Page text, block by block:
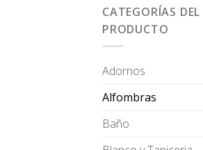
CATEGORÍAS DEL
PRODUCTO
Adornos
Alfombras
Baño